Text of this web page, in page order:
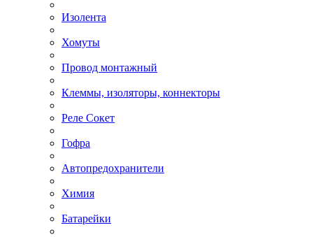
Изолента
Хомуты
Провод монтажный
Клеммы, изоляторы, коннекторы
Реле Сокет
Гофра
Автопредохранители
Химия
Батарейки